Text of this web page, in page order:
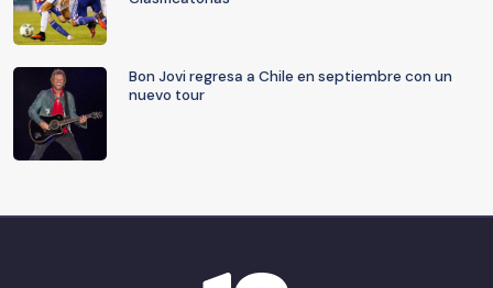
Bon Jovi regresa a Chile en septiembre con un
nuevo tour